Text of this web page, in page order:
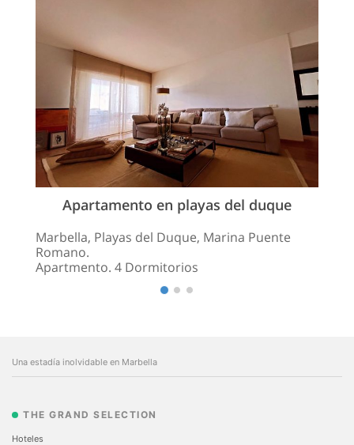
Apartamento en playas del duque
Marbella, Playas del Duque, Marina Puente
Romano.
Apartmento. 4 Dormitorios
Una estadía inolvidable en Marbella
THE GRAND SELECTION
Hoteles